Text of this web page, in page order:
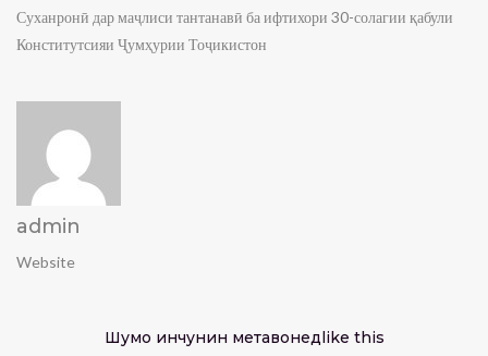
Суханронӣ дар маҷлиси тантанавӣ ба ифтихори 30-солагии қабули
Конститутсияи Ҷумҳурии Тоҷикистон
admin
Website
Шумо инчунин метавонедlike this